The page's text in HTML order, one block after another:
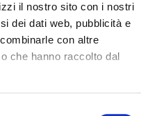
il nostro sito con i nostri
dei dati web, pubblicità e
con altre
che hanno raccolto dal